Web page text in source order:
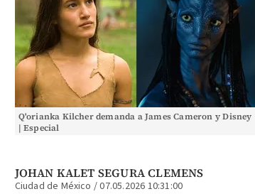
Q'orianka Kilcher demanda a James Cameron y Disney
| Especial
JOHAN KALET SEGURA CLEMENS
Ciudad de México /07.05.2026 10:31:00